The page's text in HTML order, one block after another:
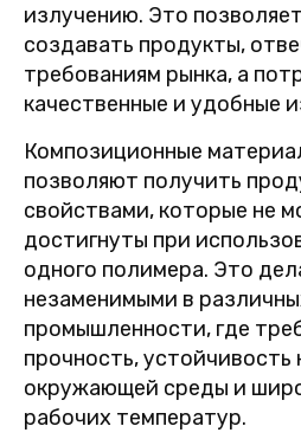
излучению. Это
создавать продукты,
требованиям рынка, а
качественные и удобные
Композиционные
позволяют получить
свойствами, которые не
достигнуты при
одного полимера. Это
незаменимыми в
промышленности, где
прочность,
окружающей среды и
рабочих температур.